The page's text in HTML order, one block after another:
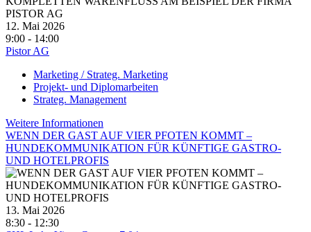
12. Mai 2026
9:00 - 14:00
Pistor AG
Marketing / Strateg. Marketing
Projekt- und Diplomarbeiten
Strateg. Management
Weitere Informationen
WENN DER GAST AUF VIER PFOTEN KOMMT –
HUNDEKOMMUNIKATION FÜR KÜNFTIGE GASTRO-
UND HOTELPROFIS
13. Mai 2026
8:30 - 12:30